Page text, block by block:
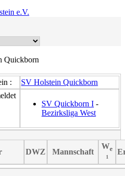
e.V.
Quickborn
:
SV Holstein Quickborn
SV Quickborn I -
Bezirksliga West
DWZ Mannschaft
We
¹